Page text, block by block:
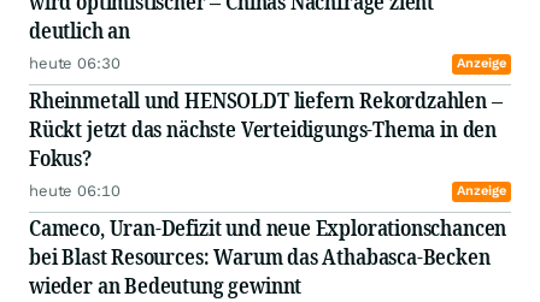
deutlich an
heute 06:30 Anzeige
Rheinmetall und HENSOLDT liefern Rekordzahlen –
Rückt jetzt das nächste Verteidigungs-Thema in den
Fokus?
heute 06:10 Anzeige
Cameco, Uran-Defizit und neue Explorationschancen
bei Blast Resources: Warum das Athabasca-Becken
wieder an Bedeutung gewinnt